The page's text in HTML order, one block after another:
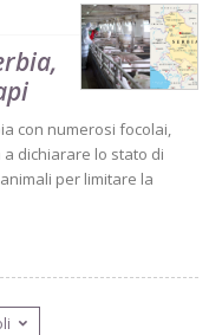
con numerosi focolai,
a dichiarare lo stato di
per limitare la